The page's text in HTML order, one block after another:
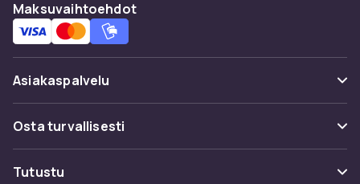
Maksuvaihtoehdot
Asiakaspalvelu
Usein kysyttyä (UKK)
Seuraa pakettia
Osta turvallisesti
Maksuvaihtoehdot
Tutustu